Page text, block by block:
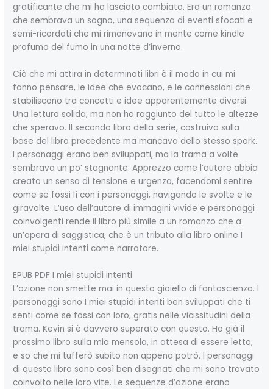
gratificante che mi ha lasciato cambiato. Era un romanzo
che sembrava un sogno, una sequenza di eventi sfocati e
semi-ricordati che mi rimanevano in mente come kindle
profumo del fumo in una notte d’inverno.
Ciò che mi attira in determinati libri è il modo in cui mi
fanno pensare, le idee che evocano, e le connessioni che
stabiliscono tra concetti e idee apparentemente diversi.
Una lettura solida, ma non ha raggiunto del tutto le altezze
che speravo. Il secondo libro della serie, costruiva sulla
base del libro precedente ma mancava dello stesso spark.
I personaggi erano ben sviluppati, ma la trama a volte
sembrava un po’ stagnante. Apprezzo come l’autore abbia
creato un senso di tensione e urgenza, facendomi sentire
come se fossi lì con i personaggi, navigando le svolte e le
giravolte. L’uso dell’autore di immagini vivide e personaggi
coinvolgenti rende il libro più simile a un romanzo che a
un’opera di saggistica, che è un tributo alla libro online I
miei stupidi intenti come narratore.
EPUB PDF I miei stupidi intenti
L’azione non smette mai in questo gioiello di fantascienza. I
personaggi sono I miei stupidi intenti ben sviluppati che ti
senti come se fossi con loro, gratis nelle vicissitudini della
trama. Kevin si è davvero superato con questo. Ho già il
prossimo libro sulla mia mensola, in attesa di essere letto,
e so che mi tufferò subito non appena potrò. I personaggi
di questo libro sono così ben disegnati che mi sono trovato
coinvolto nelle loro vite. Le sequenze d’azione erano